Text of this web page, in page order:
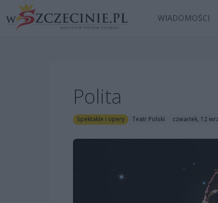
WIADOMOŚCI
Polita
Spektakle i opery Teatr Polski czwartek, 12